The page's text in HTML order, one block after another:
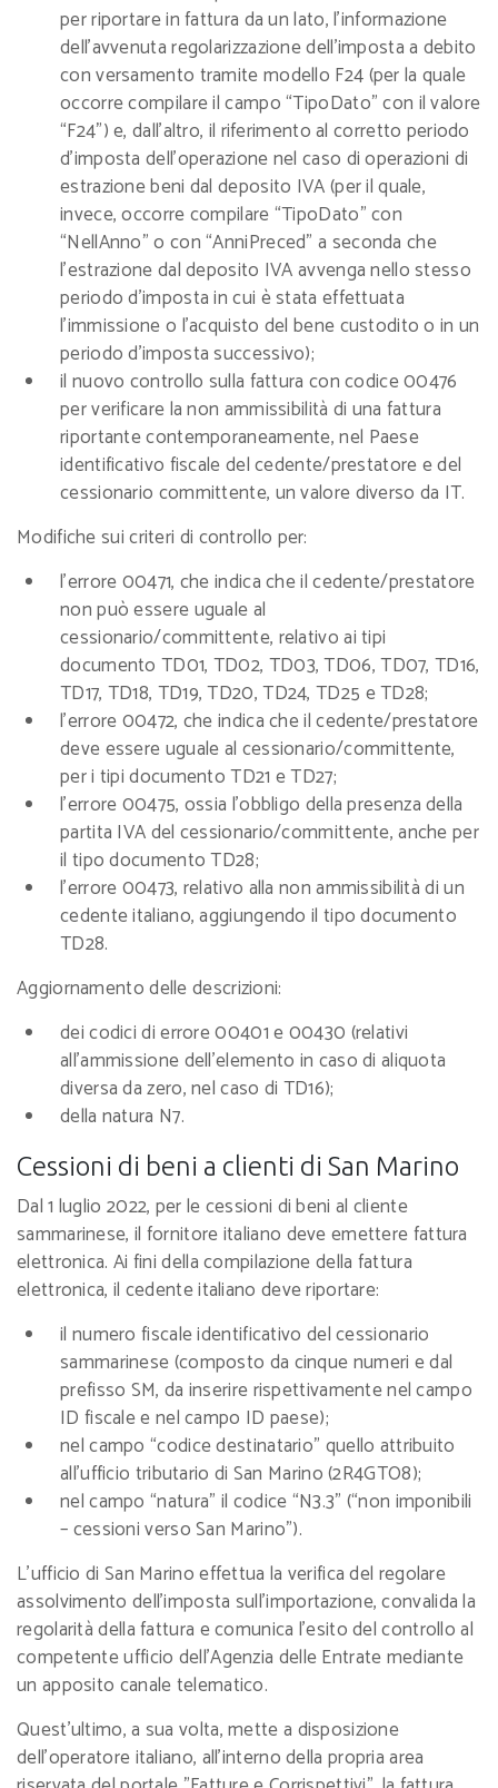
per riportare in fattura da un lato, l’informazione
dell’avvenuta regolarizzazione dell’imposta a debito
con versamento tramite modello F24 (per la quale
occorre compilare il campo “TipoDato” con il valore
“F24”) e, dall’altro, il riferimento al corretto periodo
d’imposta dell’operazione nel caso di operazioni di
estrazione beni dal deposito IVA (per il quale,
invece, occorre compilare “TipoDato” con
“NellAnno” o con “AnniPreced” a seconda che
l’estrazione dal deposito IVA avvenga nello stesso
periodo d’imposta in cui è stata effettuata
l’immissione o l’acquisto del bene custodito o in un
periodo d’imposta successivo);
il nuovo controllo sulla fattura con codice 00476
per verificare la non ammissibilità di una fattura
riportante contemporaneamente, nel Paese
identificativo fiscale del cedente/prestatore e del
cessionario committente, un valore diverso da IT.
Modifiche sui criteri di controllo per:
l’errore 00471, che indica che il cedente/prestatore
non può essere uguale al
cessionario/committente, relativo ai tipi
documento TD01, TD02, TD03, TD06, TD07, TD16,
TD17, TD18, TD19, TD20, TD24, TD25 e TD28;
l’errore 00472, che indica che il cedente/prestatore
deve essere uguale al cessionario/committente,
per i tipi documento TD21 e TD27;
l’errore 00475, ossia l’obbligo della presenza della
partita IVA del cessionario/committente, anche per
il tipo documento TD28;
l’errore 00473, relativo alla non ammissibilità di un
cedente italiano, aggiungendo il tipo documento
TD28.
Aggiornamento delle descrizioni:
dei codici di errore 00401 e 00430 (relativi
all’ammissione dell’elemento in caso di aliquota
diversa da zero, nel caso di TD16);
della natura N7.
Cessioni di beni a clienti di San Marino
Dal 1 luglio 2022, per le cessioni di beni al cliente
sammarinese, il fornitore italiano deve emettere fattura
elettronica. Ai fini della compilazione della fattura
elettronica, il cedente italiano deve riportare:
il numero fiscale identificativo del cessionario
sammarinese (composto da cinque numeri e dal
prefisso SM, da inserire rispettivamente nel campo
ID fiscale e nel campo ID paese);
nel campo “codice destinatario” quello attribuito
all’ufficio tributario di San Marino (2R4GTO8);
nel campo “natura” il codice “N3.3” (“non imponibili
– cessioni verso San Marino”).
L’ufficio di San Marino effettua la verifica del regolare
assolvimento dell’imposta sull’importazione, convalida la
regolarità della fattura e comunica l’esito del controllo al
competente ufficio dell’Agenzia delle Entrate mediante
un apposito canale telematico.
Quest’ultimo, a sua volta, mette a disposizione
dell’operatore italiano, all’interno della propria area